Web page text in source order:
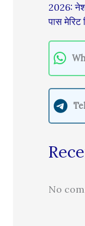
2026:
पास
No